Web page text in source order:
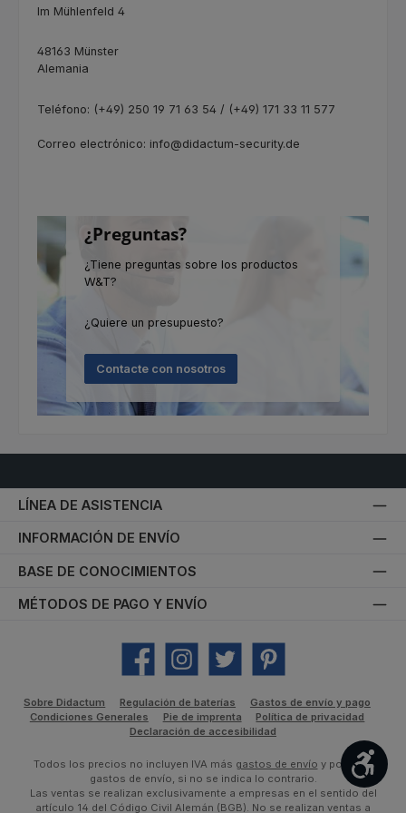
Im Mühlenfeld 4
48163 Münster
Alemania
Teléfono: (+49) 250 19 71 63 54 / (+49) 171 33 11 577
Correo electrónico: info@didactum-security.de
¿Preguntas?
¿Tiene preguntas sobre los productos
W&T?
¿Quiere un presupuesto?
Contacte con nosotros
LÍNEA DE ASISTENCIA
INFORMACIÓN DE ENVÍO
BASE DE CONOCIMIENTOS
MÉTODOS DE PAGO Y ENVÍO
Facebook Instagram Twitter Pinterest
Sobre Didactum Regulación de baterías
Gastos de envío y pago
Condiciones Generales
Pie de imprenta
Política de privacidad
Declaración de accesibilidad
Todos los precios no incluyen IVA más gastos de envío y posibles
gastos de envío, si no se indica lo contrario.
Las ventas se realizan exclusivamente a empresas en el sentido del
artículo 14 del Código Civil Alemán (BGB). No se realizan ventas a